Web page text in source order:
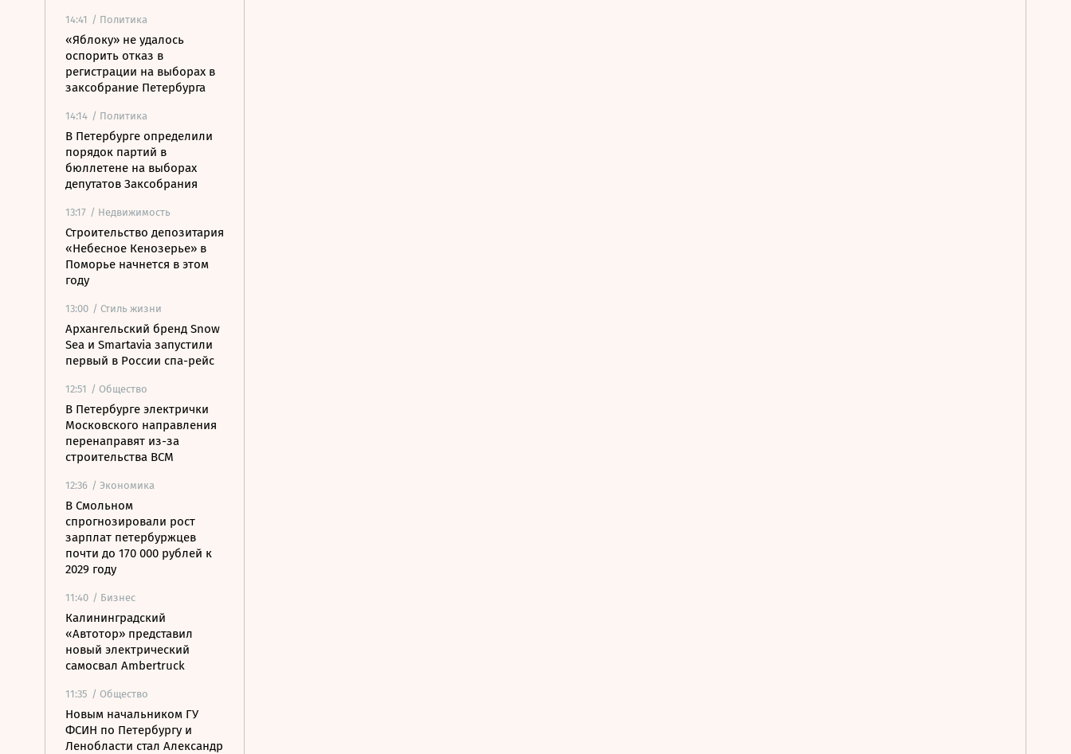
14:41 / Политика
«Яблоку» не удалось
оспорить отказ в
регистрации на выборах в
заксобрание Петербурга
14:14 / Политика
В Петербурге определили
порядок партий в
бюллетене на выборах
депутатов Заксобрания
13:17 / Недвижимость
Строительство депозитария
«Небесное Кенозерье» в
Поморье начнется в этом
году
13:00 / Стиль жизни
Архангельский бренд Snow
Sea и Smartavia запустили
первый в России спа-рейс
12:51 / Общество
В Петербурге электрички
Московского направления
перенаправят из-за
строительства ВСМ
12:36 / Экономика
В Смольном
спрогнозировали рост
зарплат петербуржцев
почти до 170 000 рублей к
2029 году
11:40 / Бизнес
Калининградский
«Автотор» представил
новый электрический
самосвал Ambertruck
11:35 / Общество
Новым начальником ГУ
ФСИН по Петербургу и
Ленобласти стал Александр